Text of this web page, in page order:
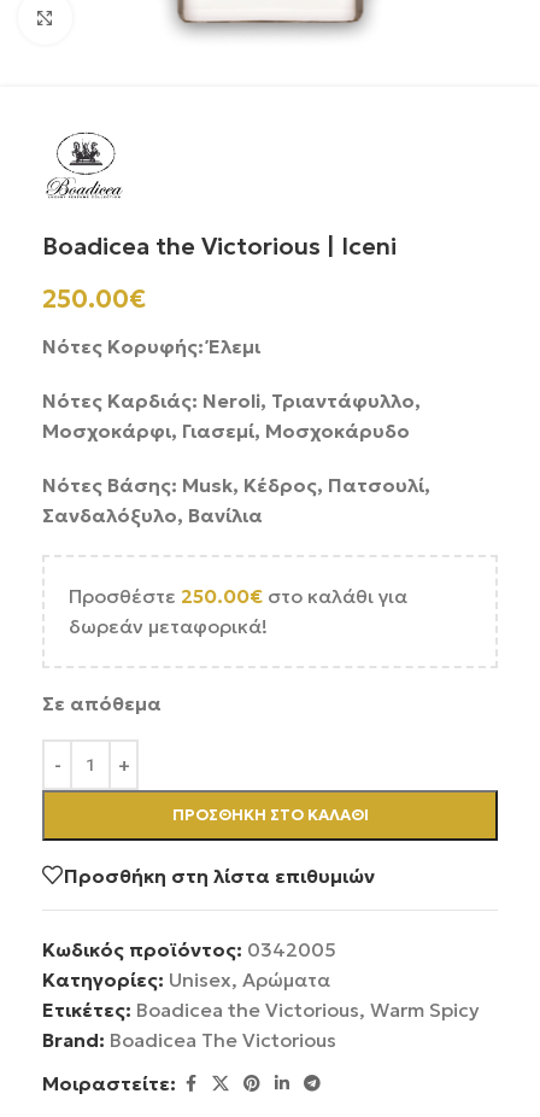
Κάντε κλικ για μεγέθυνση
Boadicea the Victorious | Iceni
250.00€
Νότες Κορυφής: Έλεμι
Νότες Καρδιάς: Neroli, Τριαντάφυλλο,
Μοσχοκάρφι, Γιασεμί, Μοσχοκάρυδο
Νότες Βάσης: Musk, Κέδρος, Πατσουλί,
Σανδαλόξυλο, Βανίλια
Προσθέστε 250.00€ στο καλάθι για
δωρεάν μεταφορικά!
Σε απόθεμα
ΠΡΟΣΘΉΚΗ ΣΤΟ ΚΑΛΆΘΙ
Προσθήκη στη λίστα επιθυμιών
Κωδικός προϊόντος: 0342005
Κατηγορίες: Unisex, Αρώματα
Ετικέτες: Boadicea the Victorious, Warm Spicy
Brand: Boadicea The Victorious
Μοιραστείτε: